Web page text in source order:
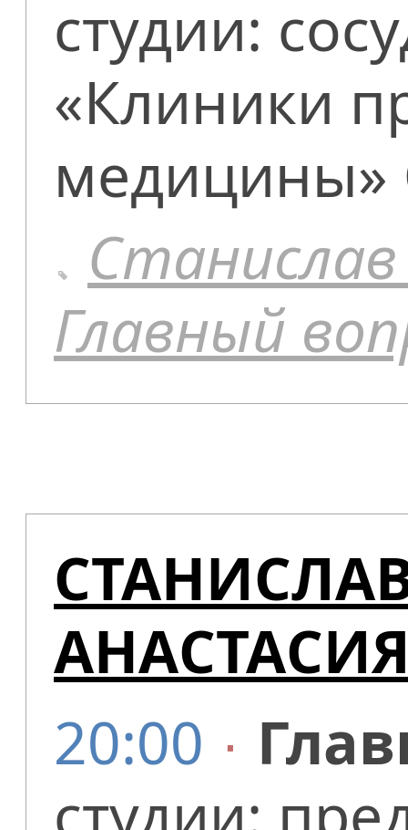
студии:
«Клиники
медицины»
Главный
20:00 ∙